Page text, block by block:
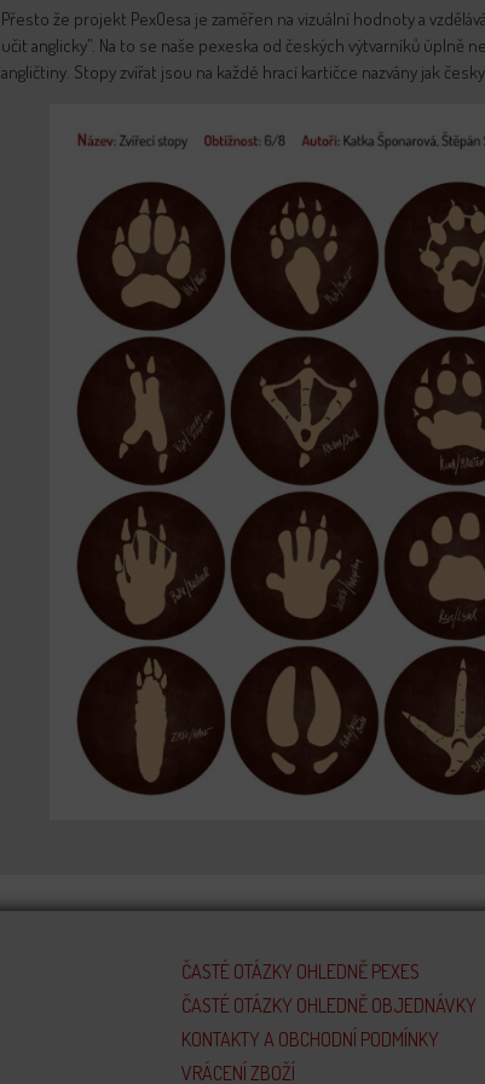
Přesto že projekt PexOesa je zaměřen na vizuální hodnoty a
učit anglicky”. Na to se naše pexeska od českých výtvarníků
angličtiny. Stopy zvířat jsou na každé hrací kartičce nazvány jak
ČASTÉ OTÁZKY OHLEDNĚ PEXES
ČASTÉ OTÁZKY OHLEDNĚ OBJEDNÁVKY
KONTAKTY A OBCHODNÍ PODMÍNKY
VRÁCENÍ ZBOŽÍ